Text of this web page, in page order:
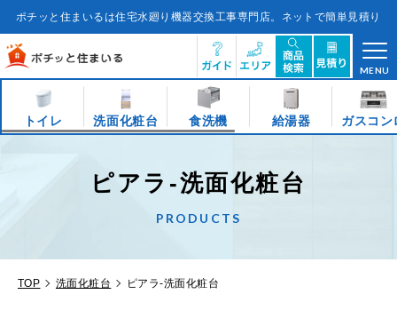
テ
に
ス
キ
プ
ポチッと住まいるは住宅水廻り機器交換工事専門店。ネットで簡単見積り
MENU
トイレ 洗面化粧台 食洗機 給湯器 ガスコン
ピアラ-洗面化粧台
PRODUCTS
TOP 洗面化粧台 ピアラ-洗面化粧台